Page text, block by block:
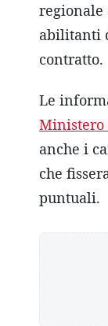
regionale
abilitanti
contratto.
Le
Ministero
anche i
che
puntuali.